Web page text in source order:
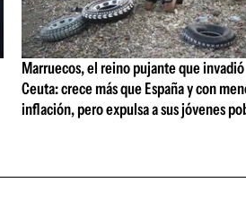
Marruecos, el reino pujante que invadió
Ceuta: crece más que España y con
inflación, pero expulsa a sus jóvenes